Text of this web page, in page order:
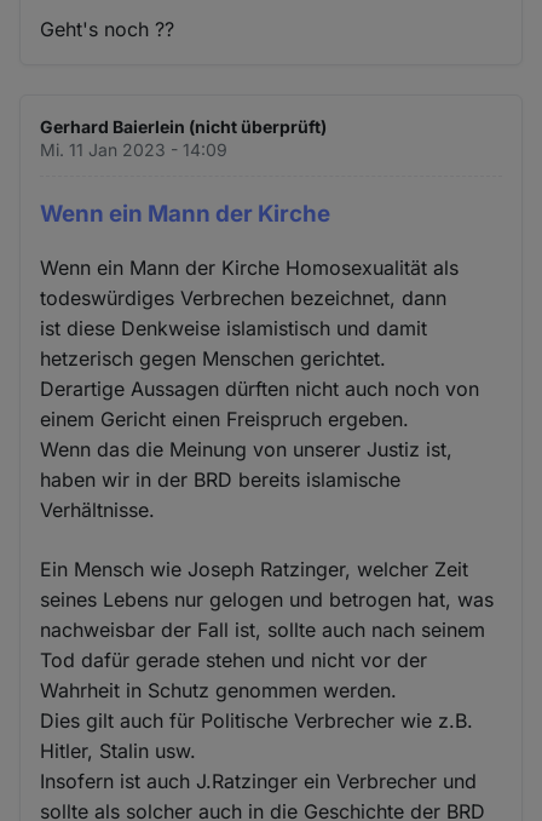
Geht's noch ??
Gerhard Baierlein (nicht überprüft)
Mi. 11 Jan 2023 - 14:09
Wenn ein Mann der Kirche
Wenn ein Mann der Kirche Homosexualität als
todeswürdiges Verbrechen bezeichnet, dann
ist diese Denkweise islamistisch und damit
hetzerisch gegen Menschen gerichtet.
Derartige Aussagen dürften nicht auch noch von
einem Gericht einen Freispruch ergeben.
Wenn das die Meinung von unserer Justiz ist,
haben wir in der BRD bereits islamische
Verhältnisse.
Ein Mensch wie Joseph Ratzinger, welcher Zeit
seines Lebens nur gelogen und betrogen hat, was
nachweisbar der Fall ist, sollte auch nach seinem
Tod dafür gerade stehen und nicht vor der
Wahrheit in Schutz genommen werden.
Dies gilt auch für Politische Verbrecher wie z.B.
Hitler, Stalin usw.
Insofern ist auch J.Ratzinger ein Verbrecher und
sollte als solcher auch in die Geschichte der BRD